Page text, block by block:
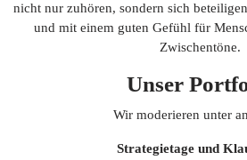
nicht nur zuhören, sondern sich
und mit einem guten Gefühl für
Zwischentöne.
Unser
Wir moderieren unter
Strategietage und